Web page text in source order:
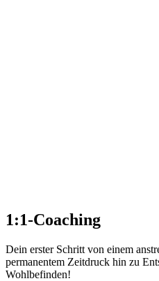
1:1-Coaching
Dein erster Schritt von einem
permanentem Zeitdruck hin zu
Wohlbefinden!